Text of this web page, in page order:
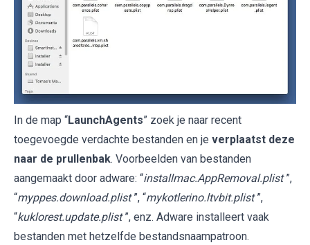
In de map “LaunchAgents” zoek je naar recent
toegevoegde verdachte bestanden en je verplaatst deze
naar de prullenbak. Voorbeelden van bestanden
aangemaakt door adware: “installmac.AppRemoval.plist ”,
“myppes.download.plist ”, “mykotlerino.ltvbit.plist ”,
“kuklorest.update.plist ”, enz. Adware installeert vaak
bestanden met hetzelfde bestandsnaampatroon.